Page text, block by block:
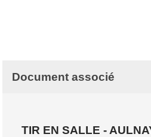
Document associé
TIR EN SALLE -